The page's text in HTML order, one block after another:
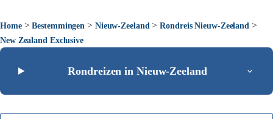
Home>Bestemmingen > Nieuw-Zeeland >Rondreis Nieuw-Zeeland >
New Zealand Exclusive
Rondreizen in Nieuw-Zeeland